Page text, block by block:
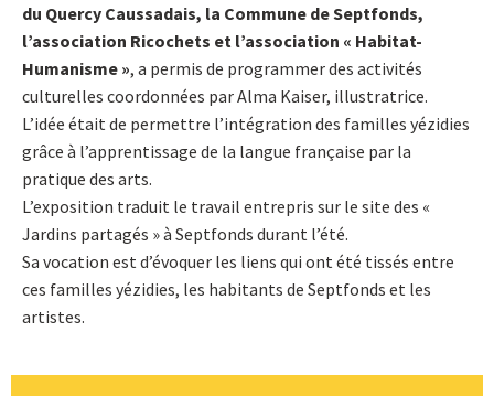
du Quercy Caussadais, la Commune de Septfonds,
l’association Ricochets et l’association « Habitat-
Humanisme », a permis de programmer des activités
culturelles coordonnées par Alma Kaiser, illustratrice.
L’idée était de permettre l’intégration des familles yézidies
grâce à l’apprentissage de la langue française par la
pratique des arts.
L’exposition traduit le travail entrepris sur le site des «
Jardins partagés » à Septfonds durant l’été.
Sa vocation est d’évoquer les liens qui ont été tissés entre
ces familles yézidies, les habitants de Septfonds et les
artistes.